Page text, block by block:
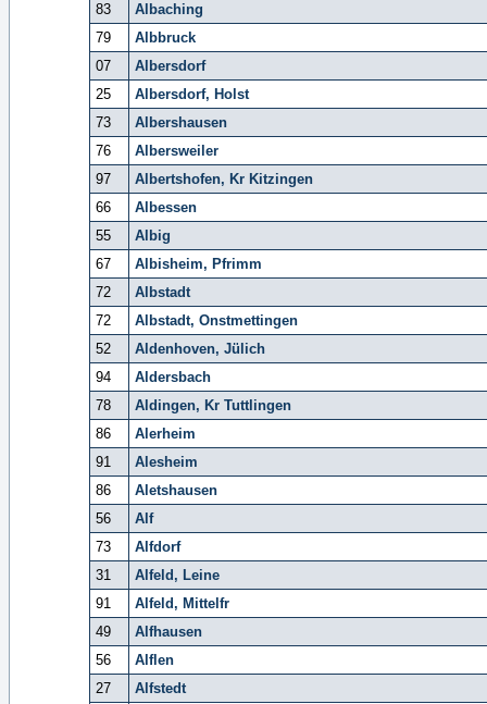
83
Albaching
79
Albbruck
07
Albersdorf
25
Albersdorf, Holst
73
Albershausen
76
Albersweiler
97
Albertshofen, Kr Kitzingen
66
Albessen
55
Albig
67
Albisheim, Pfrimm
72
Albstadt
72
Albstadt, Onstmettingen
52
Aldenhoven, Jülich
94
Aldersbach
78
Aldingen, Kr Tuttlingen
86
Alerheim
91
Alesheim
86
Aletshausen
56
Alf
73
Alfdorf
31
Alfeld, Leine
91
Alfeld, Mittelfr
49
Alfhausen
56
Alflen
27
Alfstedt